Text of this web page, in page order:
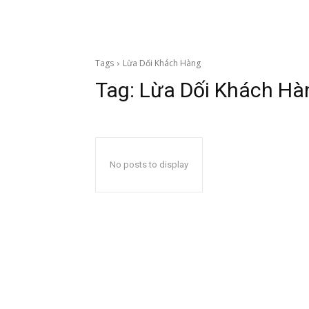
Tags Lừa Dối Khách Hàng
Tag: Lừa Dối Khách
No posts to display